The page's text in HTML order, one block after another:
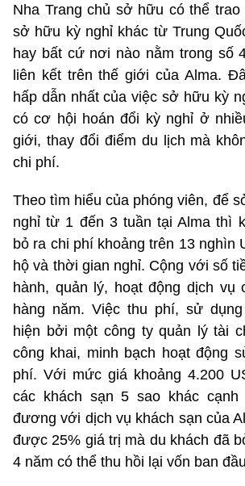
Nha Trang chủ sở hữu có thể
sở hữu kỳ nghỉ khác từ Trung
hay bất cứ nơi nào nằm trong số
liên kết trên thế giới của Alma.
hấp dẫn nhất của việc sở hữu kỳ
có cơ hội hoán đổi kỳ nghỉ ở
giới, thay đổi điểm du lịch mà
chi phí.
Theo tìm hiểu của phóng viên, để
nghỉ từ 1 đến 3 tuần tại Alma thì
bỏ ra chi phí khoảng trên 13 nghìn
hộ và thời gian nghỉ. Cộng với số
hành, quản lý, hoạt động dịch vụ
hàng năm. Việc thu phí, sử
hiện bởi một công ty quản lý tài
công khai, minh bạch hoạt động
phí. Với mức giá khoảng 4.200
các khách sạn 5 sao khác
đương với dịch vụ khách sạn của
được 25% giá trị mà du khách đã
4 năm có thể thu hồi lại vốn ban